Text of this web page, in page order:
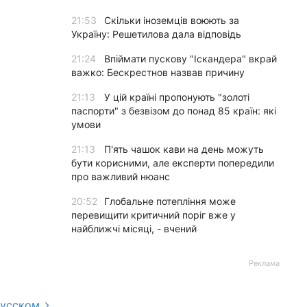
21:53
Скільки іноземців воюють за
Україну: Решетилова дала відповідь
21:24
Впіймати пускову "Іскандера" вкрай
важко: Бескрестнов назвав причину
21:13
У цій країні пропонують "золоті
паспорти" з безвізом до понад 85 країн: які
умови
21:13
П'ять чашок кави на день можуть
бути корисними, але експерти попередили
про важливий нюанс
20:52
Глобальне потепління може
перевищити критичний поріг вже у
найближчі місяці, - вчений
Реклама